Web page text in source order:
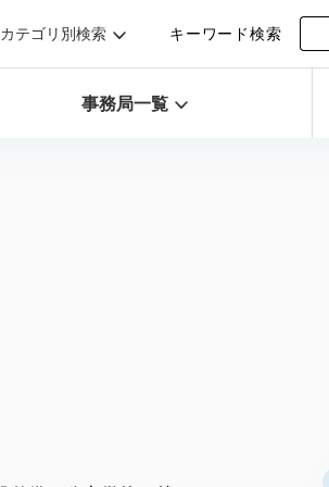
カテゴリ別検索 キーワード検索
事務局一覧